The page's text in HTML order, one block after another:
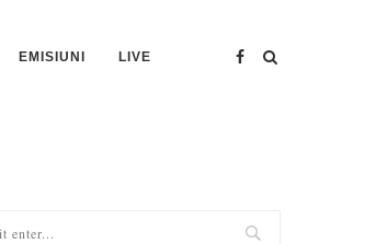
EMISIUNI LIVE